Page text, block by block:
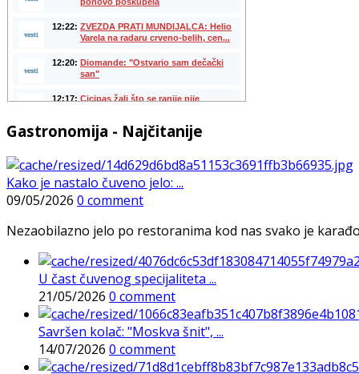
Gastronomija - Najčitanije
Kako je nastalo čuveno jelo: ...
09/05/2026 0 comment
Nezaobilazno jelo po restoranima kod nas svako je
U čast čuvenog specijaliteta ...
21/05/2026 0 comment
Savršen kolač: "Moskva šnit", ...
14/07/2026 0 comment